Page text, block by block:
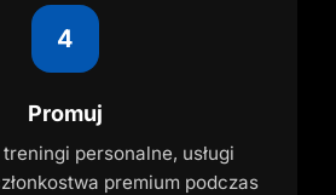
4
Promuj
personalne, usługi
premium podczas